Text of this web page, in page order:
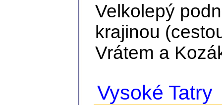
Velkolepý
krajinou
Vrátem a
Vysoké Tatry